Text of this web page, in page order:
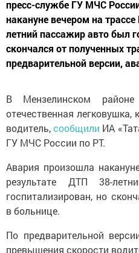
пресс-службе ГУ МЧС
накануне вечером на
летний пассажир авто был
скончался от полученных
предварительной версии,
В Мензелинском
отечественная легковушка,
водитель,сообщили ИА
ГУ МЧС России по РТ.
Авария произошла
результате ДТП 38-
госпитализирован, но
в больнице.
По предварительной
превышения скорости